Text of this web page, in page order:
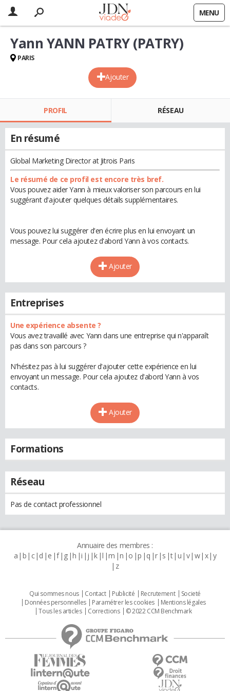
MENU
Ajouter
Yann YANN PATRY (PATRY)
PARIS
PROFIL RÉSEAU
En résumé
Global Marketing Director at Jitrois Paris
Le résumé de ce profil est encore très bref.
Vous pouvez aider Yann à mieux valoriser son parcours en lui
suggérant d'ajouter quelques détails supplémentaires.
Vous pouvez lui suggérer d'en écrire plus en lui envoyant un
message. Pour cela ajoutez d'abord Yann à vos contacts.
Ajouter
Entreprises
Une expérience absente ?
Vous avez travaillé avec Yann dans une entreprise qui n'apparaît
pas dans son parcours ?
N'hésitez pas à lui suggérer d'ajouter cette expérience en lui
envoyant un message. Pour cela ajoutez d'abord Yann à vos
contacts.
Ajouter
Formations
Réseau
Pas de contact professionnel
Annuaire des membres :
a b c d e f g h i j k l m n o p q r s t u v w x y
z
Qui sommes nous Contact Publicité Recrutement
Societé
Données personnelles
Paramétrer les cookies
Mentions légales
Tous les articles
Corrections © 2022 CCM Benchmark